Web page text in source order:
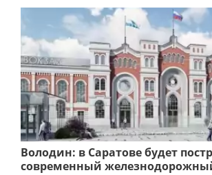
Володин: в Саратове будет
современный